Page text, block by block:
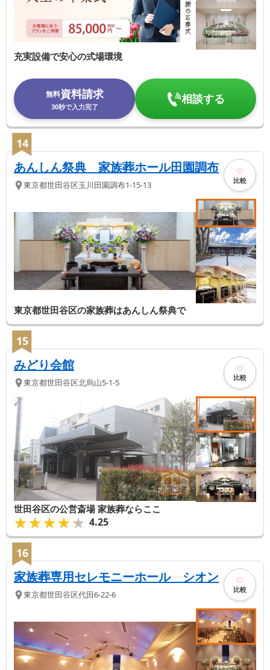
充実設備で安心の式場環境
無料資料請求
30秒で入力完了
相談する
14
あんしん祭典 家族葬ホール田園調布
東京都世田谷区玉川田園調布1-15-13 比較
東京都世田谷区の家族葬はあんしん祭典で
15
みどり会館
東京都世田谷区北烏山5-1-5 比較
世田谷区の公営斎場 家族葬ならここ
★★★★★
★★★★★ 4.25
16
家族葬専用セレモニーホール シオン
東京都世田谷区代田6-22-6 比較